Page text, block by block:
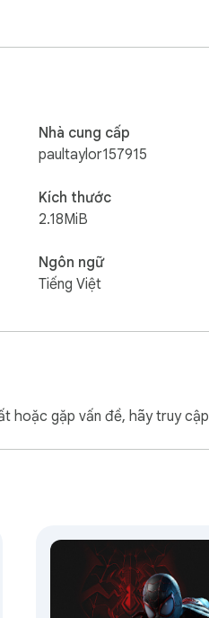
Nhà cung cấp
paultaylor157915
Kích thước
2.18MiB
Ngôn ngữ
Tiếng Việt
hoặc gặp vấn đề, hãy truy cập